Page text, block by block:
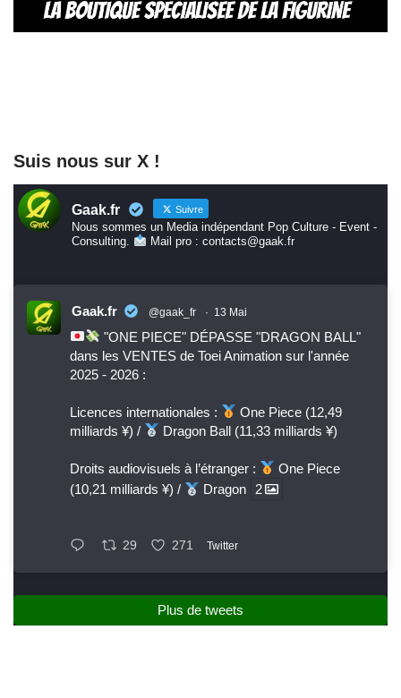
Suis nous sur X !
Gaak.fr Suivre
Nous sommes un Media indépendant Pop Culture - Event -
Consulting.
Mail pro : contacts@gaak.fr
Gaak.fr @gaak_fr · 13 Mai
"ONE PIECE" DÉPASSE "DRAGON BALL"
dans les VENTES de Toei Animation sur l'année
2025 - 2026 :
Licences internationales :
One Piece (12,49
milliards ¥) /
Dragon Ball (11,33 milliards ¥)
Droits audiovisuels à l’étranger :
One Piece
(10,21 milliards ¥) /
Dragon 2
29 271 Twitter
Plus de tweets